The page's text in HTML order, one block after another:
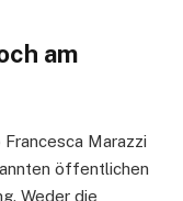
am
Marazzi
öffentlichen
Weder die